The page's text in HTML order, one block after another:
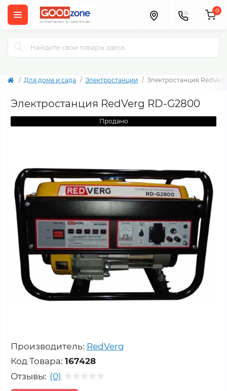
0
Для дома и сада Электростанции Электростанция
Электростанция RedVerg RD-G2800
Продано
Производитель: RedVerg
Код Товара: 167428
Отзывы: (0)